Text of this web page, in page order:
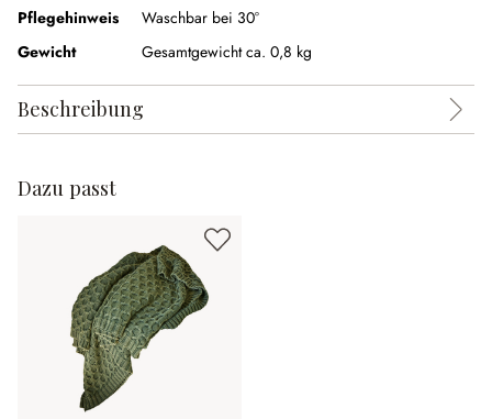
Pflegehinweis
Waschbar bei 30°
Gewicht
Gesamtgewicht ca. 0,8 kg
Beschreibung
Dazu passt